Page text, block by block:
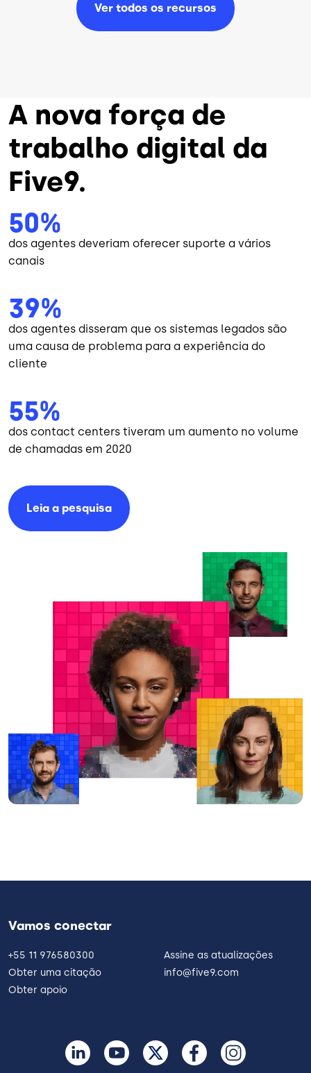
Ver todos os recursos
A nova força de
trabalho digital da
Five9.
50%
dos agentes deveriam oferecer suporte a vários
canais
39%
dos agentes disseram que os sistemas legados são
uma causa de problema para a experiência do
cliente
55%
dos contact centers tiveram um aumento no volume
de chamadas em 2020
Leia a pesquisa
Vamos conectar
+55 11 976580300
Obter uma citação
Obter apoio
Assine as atualizações
info@five9.com